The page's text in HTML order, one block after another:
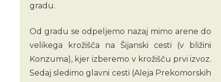
gradu.
Od gradu se odpeljemo nazaj mimo arene do
velikega krožišča na Šijanski cesti (v bližini
Konzuma), kjer izberemo v krožišču prvi izvoz.
Sedaj sledimo glavni cesti (Aleja Prekomorskih